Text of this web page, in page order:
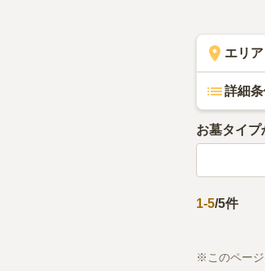
エリア
詳細
お墓タイプ
1-5/5件
※このページ